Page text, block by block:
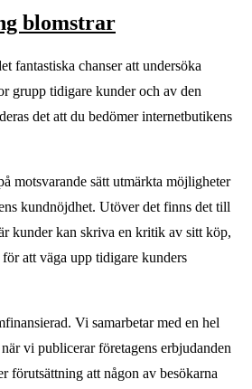
blomstrar
fantastiska chanser att undersöka
grupp tidigare kunder och av den
det att du bedömer internetbutikens
motsvarande sätt utmärkta möjligheter
kundnöjdhet. Utöver det finns det till
kunder kan skriva en kritik av sitt köp,
att väga upp tidigare kunders
Vi samarbetar med en hel
vi publicerar företagens erbjudanden
förutsättning att någon av besökarna